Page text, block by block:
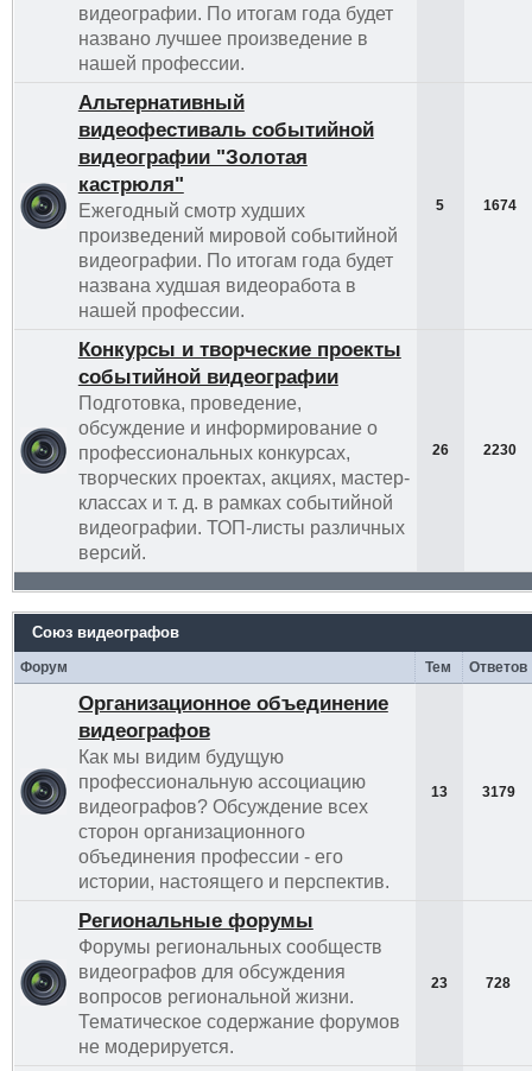
видеографии. По итогам года будет
названо лучшее произведение в
нашей профессии.
Альтернативный
видеофестиваль событийной
видеографии "Золотая
кастрюля"
Ежегодный смотр худших
произведений мировой событийной
видеографии. По итогам года будет
названа худшая видеоработа в
нашей профессии.
5 1674
Конкурсы и творческие проекты
событийной видеографии
Подготовка, проведение,
обсуждение и информирование о
профессиональных конкурсах,
творческих проектах, акциях, мастер-
классах и т. д. в рамках событийной
видеографии. ТОП-листы различных
версий.
26 2230
Союз видеографов
Форум Тем Ответов
Организационное объединение
видеографов
Как мы видим будущую
профессиональную ассоциацию
видеографов? Обсуждение всех
сторон организационного
объединения профессии - его
истории, настоящего и перспектив.
13 3179
Региональные форумы
Форумы региональных сообществ
видеографов для обсуждения
вопросов региональной жизни.
Тематическое содержание форумов
не модерируется.
23 728